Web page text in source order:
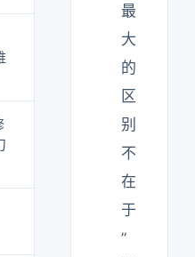
最
大
的
区
别
不
在
于
”